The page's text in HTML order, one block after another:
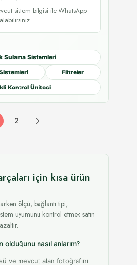
sistem bilgisi ile WhatsApp
Sulama Sistemleri
Filtreler
Kontrol Ünitesi
2
için kısa ürün
ölçü, bağlantı tipi,
uyumunu kontrol etmek satın
nasıl anlarım?
ve mevcut alan fotoğrafını